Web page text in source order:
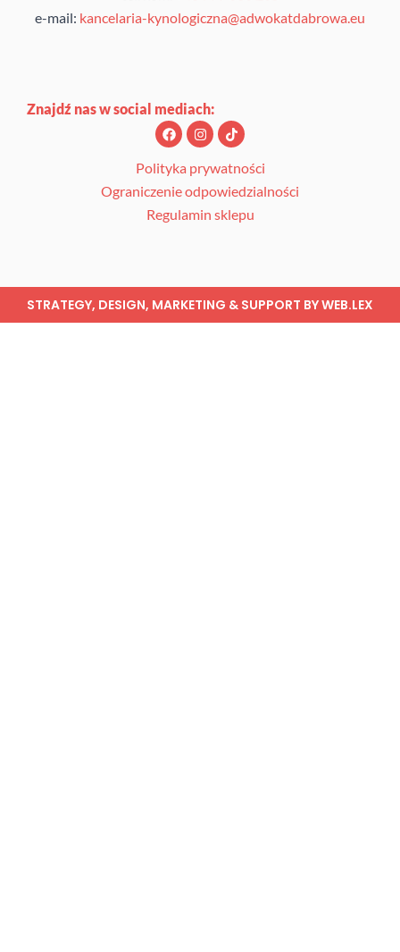
e-mail: kancelaria-kynologiczna@adwokatdabrowa.eu
Znajdź nas w social mediach:
F
a
c
e
b
o
k
I
n
s
t
a
g
r
a
T
i
k
t
k
Polityka prywatności
Ograniczenie odpowiedzialności
Regulamin sklepu
STRATEGY, DESIGN, MARKETING & SUPPORT BYWEB.LEX